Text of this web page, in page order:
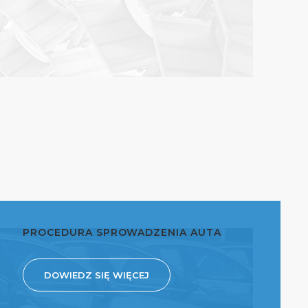
PROCEDURA SPROWADZENIA AUTA
DOWIEDZ SIĘ WIĘCEJ